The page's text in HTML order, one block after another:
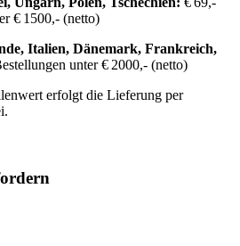
€ 1500,- (netto)
Italien, Dänemark, Frankreich,
unter € 2000,- (netto)
erfolgt die Lieferung per